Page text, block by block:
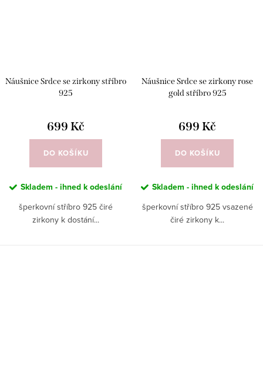
Náušnice Srdce se zirkony stříbro
925
699 Kč
DO KOŠÍKU
Skladem - ihned k odeslání
šperkovní stříbro 925 čiré
zirkony k dostání...
Náušnice Srdce se zirkony rose
gold stříbro 925
699 Kč
DO KOŠÍKU
Skladem - ihned k odeslání
šperkovní stříbro 925 vsazené
čiré zirkony k...